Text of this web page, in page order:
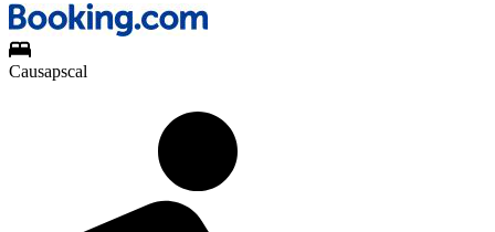
Causapscal